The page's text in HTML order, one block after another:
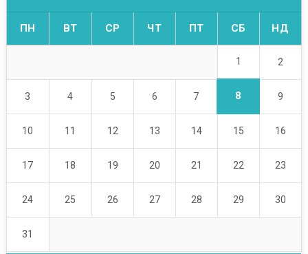
ПН ВТ СР ЧТ ПТ СБ НД
1 2
3 4 5 6 7 8 9
10 11 12 13 14 15 16
17 18 19 20 21 22 23
24 25 26 27 28 29 30
31